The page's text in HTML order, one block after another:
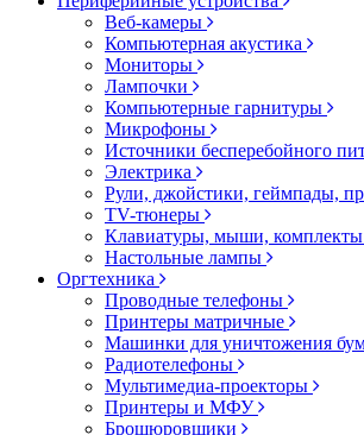
Веб-камеры
Компьютерная акустика
Мониторы
Лампочки
Компьютерные гарнитуры
Микрофоны
Источники бесперебойного
Электрика
Рули, джойстики, геймпады,
TV-тюнеры
Клавиатуры, мыши, комплекты
Настольные лампы
Оргтехника
Проводные телефоны
Принтеры матричные
Машинки для уничтожения
Радиотелефоны
Мультимедиа-проекторы
Принтеры и МФУ
Брошюровщики